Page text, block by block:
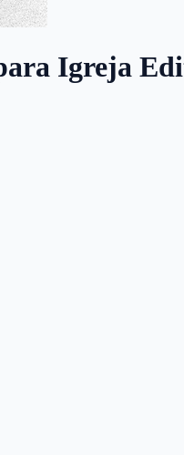
Igreja